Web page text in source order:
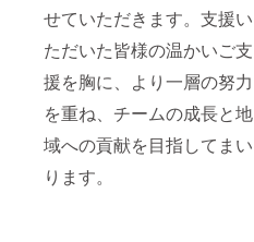
せていただきます。支援い
ただいた皆様の温かいご支
援を胸に、より一層の努力
を重ね、チームの成長と地
域への貢献を目指してまい
ります。